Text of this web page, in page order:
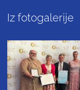
Iz fotogalerije